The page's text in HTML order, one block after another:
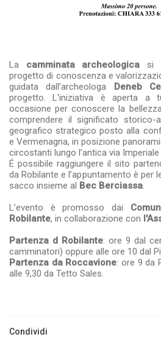
La camminata archeologica si
progetto di conoscenza e
guidata dall’archeologa Deneb
progetto. L'iniziativa è aperta a
occasione per conoscere la
comprendere il significato storico-
geografico strategico posto alla
e Vermenagna, in posizione
circostanti lungo l’antica via
É possibile raggiungere il sito
da Robilante e l’appuntamento è per
sacco insieme al Bec Berciassa.
L’evento è promosso dai
Robilante, in collaborazione con
Partenza d Robilante: ore 9 dal
camminatori) oppure alle ore 10 dal
Partenza da Roccavione: ore 9 da
alle 9,30 da Tetto Sales.
Condividi